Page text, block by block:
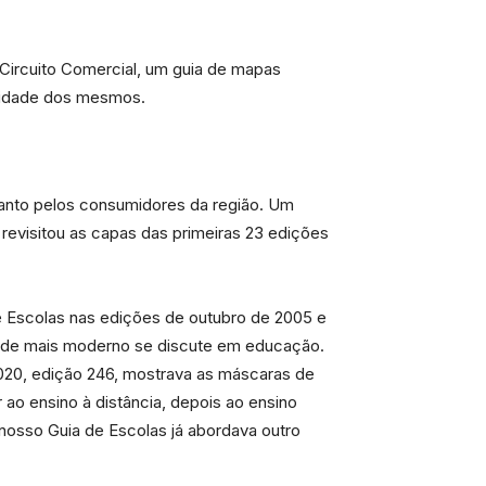
Comercial, um guia de mapas
dos mesmos.
pelos consumidores da região. Um
as capas das primeiras 23 edições
nas edições de outubro de 2005 e
mais moderno se discute em educação.
edição 246, mostrava as máscaras de
ensino à distância, depois ao ensino
Guia de Escolas já abordava outro